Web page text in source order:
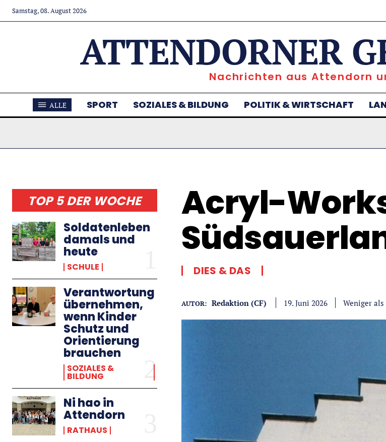
Samstag, 08. August 2026
ATTENDORNER
Nachrichten aus Attendorn
ALLE SPORT SOZIALES & BILDUNG POLITIK & WIRTSCHAFT
TOP 5 DER WOCHE
Soldatenleben
damals und
heute
SCHULE
Verantwortung
übernehmen,
wenn Kinder
Schutz und
Orientierung
brauchen
SOZIALES &
BILDUNG
Ni hao in
Attendorn
RATHAUS
Acryl-
DIES & DAS
AUTOR: Redaktion (CF) 19. Juni 2026 Weniger als